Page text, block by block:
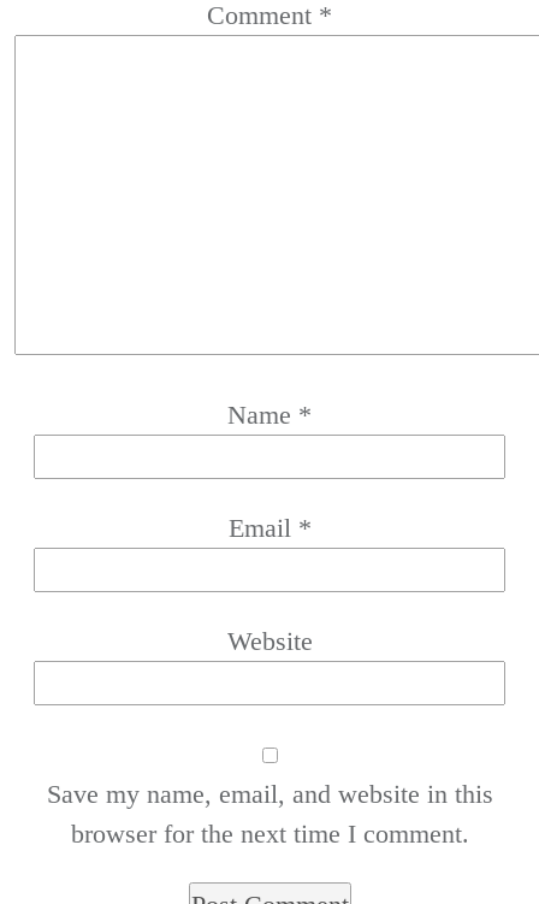
Comment *
Name *
Email *
Website
Save my name, email, and website in this
browser for the next time I comment.